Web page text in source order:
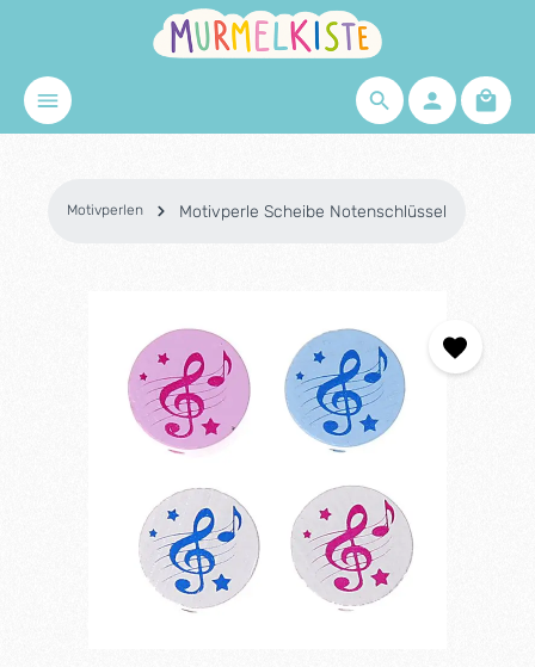
Zum Hauptinhalt springen
Motivperlen Motivperle Scheibe Notenschlüssel